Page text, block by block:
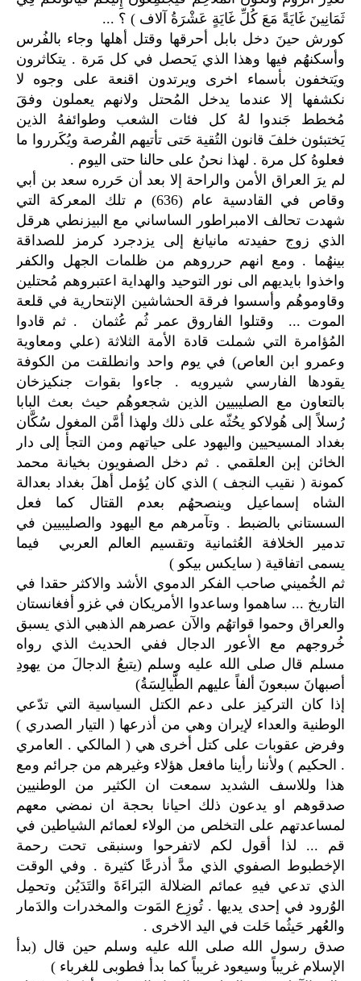
ثَمَانِينَ غَايَةً مَعَ كُلِّ غَايَةٍ عَشْرَةُ آلاف ) ؟ ...
كورش حينَ دخل بابل أحرقها وقتل أهلها وجاء بالفُرس
وأسكنهُم فيها وهذا الذي يَحصل في كل مَرة . يتكاثرون
ويَتخفون بأسماء اخرى ويرتدون اقنعة على وجوه لا
نكشفها إلا عندما يدخل المُحتل ولانهم يعملون وفقَ
مُخطط جَندوا لهُ كل فئات الشعب وطوائفهُ الذين
يَختبئون خلفَ قانون التُقية حَتى تأتيهم الفُرصة ويُكَرروا ما
فعلوهُ كل مرة . لهذا نحنُ على حالنا حتى اليوم .
لم يرَ العراق الأمن والراحة إلا بعد أن حَرره سعد بن أبي
وقاص في القادسية عام (636) م تلك المعركة التي
شهدت تحالف الامبراطور الساساني مع البيزنطي هرقل
الذي زوج حفيدته مانيانغ إلى يزدجرد كرمز للصداقة
بينهُما . ومع انهم حرروهم من ظلمات الجهل والكفر
واخذوا بايديهم الى نور التوحيد والهداية اعتبروهم مُحتلين
وقاوموهُم وأسسوا فرقة الحشاشين الإنتحارية في قلعة
الموت ... وقتلوا الفاروق عمر ثُم عُثمان . ثم قادوا
المُؤامرة التي شملت قادة الأمة الثلاثة (علي ومعاوية
وعمرو ابن العاص) في يوم واحد وانطلقت من الكوفة
يقودها الفارسي شيرويه . جاءوا بقوات جنكيزخان
بالتعاون مع الصليبيين الذين شجعوهُم حيث بعث البابا
رُسلاً إلى هُولاكو يحُثّه على ذلك ولهذا أمَّن المغول سُكَّان
بغداد المسيحيين واليهود على حياتهم ومن التجأ إلى دار
الخائن إبن العلقمي . ثم دخل الصفويون بخيانة محمد
كمونة ( نقيب النجف ) الذي كان يُؤمل أهلَ بغداد بعدالة
الشاه إسماعيل وينصحهُم بعدم القتال كما فعل
السستاني بالضبط . وتآمرهم مع اليهود والصليبيين في
تدمير الخلافة العُثمانية وتقسيم العالم العربي فيما
يسمى اتفاقية ( سايكس بيكو )
ثم الخُميني صاحب الفكر الدموي الأشد والاكثر حقدا في
التاريخ ... ساهموا وساعدوا الأمريكان في غزو أفغانستان
والعراق وحموا قواتهُم والآن عصرهم الذهبي الذي يسبق
خُروجهم مع الأعور الدجال ففي الحديث الذي رواه
مسلم قال صلى الله عليه وسلم (يتبعُ الدجالَ من يهودِ
أصبهانَ سبعونَ ألفاً عليهم الطَّيالِسَةُ)
إذا كان التركيز على دعم الكتل السياسية التي تدّعي
الوطنية والعداء لإيران وهي من أذرعها ( التيار الصدري )
وفرض عقوبات على كتل أخرى هي ( المالكي . العامري
. الحكيم ) ولأننا رأينا مافعل هؤلاء وغيرهم من جرائم ومع
هذا وللاسف الشديد سمعت ان الكثير من الوطنيين
صدقوهم او يدعون ذلك احيانا بحجة ان نمضي معهم
لمساعدتهم على التخلص من الولاء لعمائم الشياطين في
قم ... لذا أقول لكم لاتفرحوا وسنبقى تحت رحمة
الإخطبوط الصفوي الذي مدَّ أذرعًا كثيرة . وفي الوقت
الذي تدعي فيهِ عمائم الضلالة البَراءَةَ والتَدَيُن وتحمِل
الوُرود في إحدى يديها . تُوزِع المَوت والمخدرات والدَمار
والعُهر حَيثُما حَلت في اليد الاخرى .
صدق رسول الله صلى الله عليه وسلم حين قال (بدأ
الإسلام غريباً وسيعود غريباً كما بدأ فطوبى للغرباء )